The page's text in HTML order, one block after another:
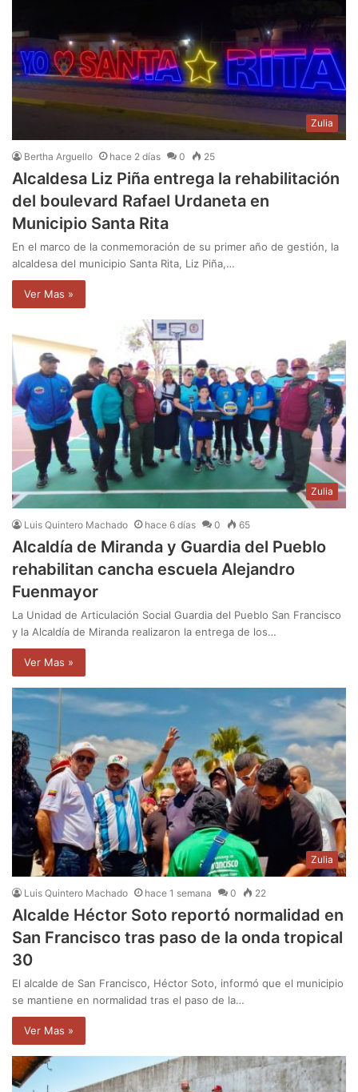
Zulia
Bertha Arguello hace 2 días 0 25
Alcaldesa Liz Piña entrega la rehabilitación
del boulevard Rafael Urdaneta en
Municipio Santa Rita
En el marco de la conmemoración de su primer año de gestión, la
alcaldesa del municipio Santa Rita, Liz Piña,…
Ver Mas »
Zulia
Luis Quintero Machado hace 6 días 0 65
Alcaldía de Miranda y Guardia del Pueblo
rehabilitan cancha escuela Alejandro
Fuenmayor
La Unidad de Articulación Social Guardia del Pueblo San Francisco
y la Alcaldía de Miranda realizaron la entrega de los…
Ver Mas »
Zulia
Luis Quintero Machado hace 1 semana 0 22
Alcalde Héctor Soto reportó normalidad en
San Francisco tras paso de la onda tropical
30
El alcalde de San Francisco, Héctor Soto, informó que el municipio
se mantiene en normalidad tras el paso de la…
Ver Mas »